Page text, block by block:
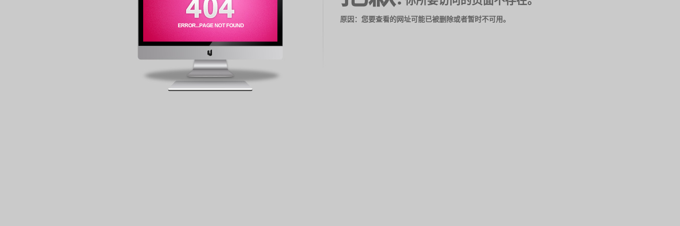
原因：您要查看的网址可能已被删除或者暂时不可用。